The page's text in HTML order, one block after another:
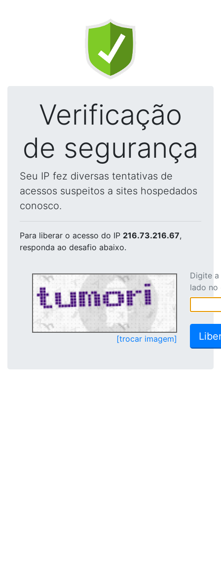
Verificação
de segurança
Seu IP fez diversas tentativas de
acessos suspeitos a sites hospedados
conosco.
Para liberar o acesso do IP 216.73.216.67,
responda ao desafio abaixo.
[trocar imagem]
Digite
lado no